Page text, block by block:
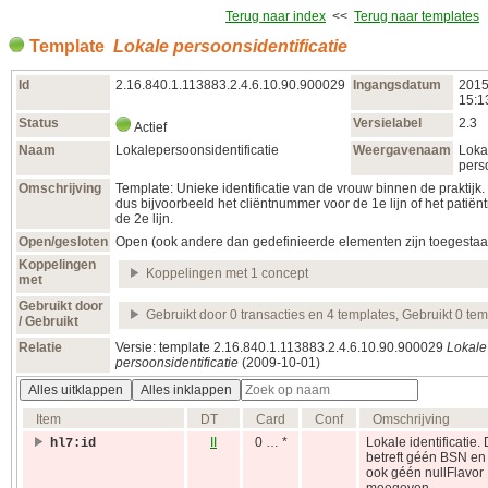
Terug naar index << Terug naar templates
Template Lokale persoonsidentificatie
Id 2.16.840.1.113883.2.4.6.10.90.900029 Ingangsdatum
Status
Actief Versielabel
2.3
Naam
Lokalepersoonsidentificatie Weergavenaam
Omschrijving
Template: Unieke identificatie van de vrouw binnen de praktijk.
dus bijvoorbeeld het cliëntnummer voor de 1e lijn of het
de 2e lijn.
Open/gesloten Open (ook andere dan gedefinieerde elementen zijn
Koppelingen
met
Koppelingen met 1 concept
Gebruikt door
/ Gebruikt
Gebruikt door 0 transacties en 4 templates, Gebruikt 0
Relatie Versie: template 2.16.840.1.113883.2.4.6.10.90.900029 Lokale
persoonsidentificatie (2009‑10‑01)
Alles uitklappen
Alles inklappen
Item
DT Card Conf
Omschrijving
hl7:id
0 … *
Lokale identificatie.
betreft géén BSN en
ook géén nullFlavor